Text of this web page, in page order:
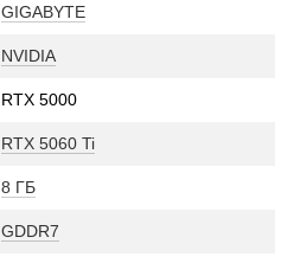
GIGABYTE
NVIDIA
RTX 5000
RTX 5060 Ti
8 ГБ
GDDR7